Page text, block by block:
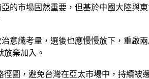
的市場固然重要，但基於中國大陸
意識考量，選後也應慢慢放下，重啟
放棄加入。
圖，避免台灣在亞太市場中，持續